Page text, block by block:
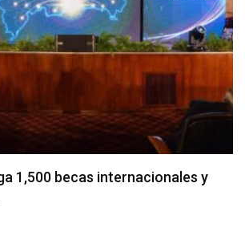
1,500 becas internacionales y